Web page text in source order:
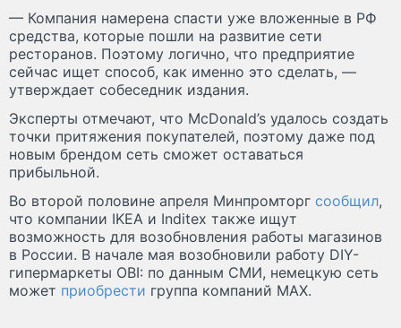
— Компания намерена спасти уже вложенные в РФ
средства, которые пошли на развитие сети
ресторанов. Поэтому логично, что предприятие
сейчас ищет способ, как именно это сделать, —
утверждает собеседник издания.
Эксперты отмечают, что McDonald’s удалось создать
точки притяжения покупателей, поэтому даже под
новым брендом сеть сможет оставаться
прибыльной.
Во второй половине апреля Минпромторг сообщил,
что компании IKEA и Inditex также ищут
возможность для возобновления работы магазинов
в России. В начале мая возобновили работу DIY-
гипермаркеты OBI: по данным СМИ, немецкую сеть
может приобрести группа компаний MAX.